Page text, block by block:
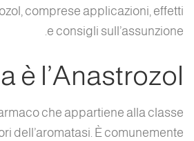
comprese applicazioni, effetti
e consigli sull’assunzione.
è l’Anastrozol?
che appartiene alla classe
dell’aromatasi. È comunemente